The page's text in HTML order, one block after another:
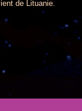
de Lituanie.